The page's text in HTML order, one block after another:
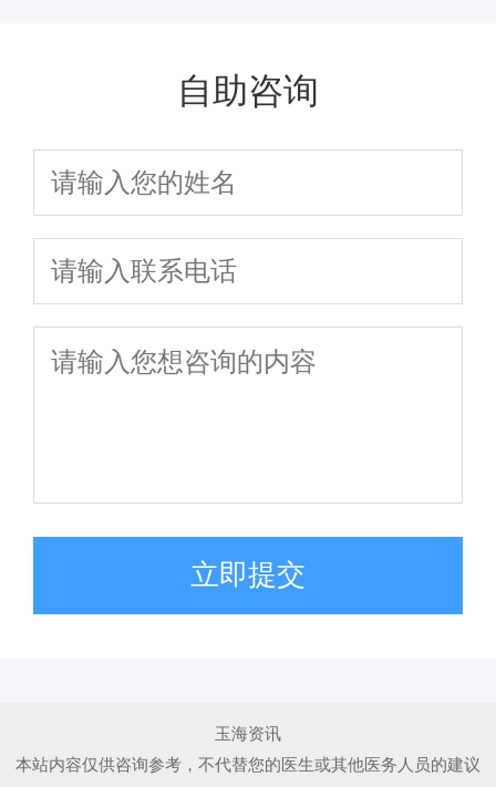
同
自助咨询
立即提交
玉海资讯
本站内容仅供咨询参考，不代替您的医生或其他医务人员的建议